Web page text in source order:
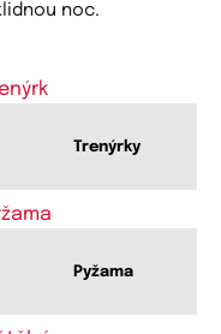
noc.
Trenýrky
Pyžama